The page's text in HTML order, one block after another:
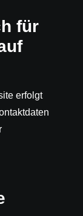
für
erfolgt